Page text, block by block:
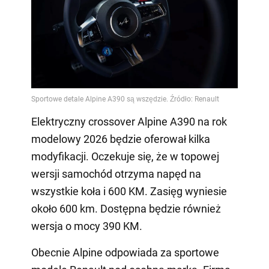
Elektryczny crossover Alpine A390 na rok
modelowy 2026 będzie oferował kilka
modyfikacji. Oczekuje się, że w topowej
wersji samochód otrzyma napęd na
wszystkie koła i 600 KM. Zasięg wyniesie
około 600 km. Dostępna będzie również
wersja o mocy 390 KM.
Obecnie Alpine odpowiada za sportowe